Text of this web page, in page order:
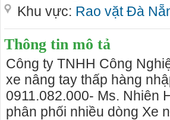
Khu vực: Rao vặt Đà
Thông tin mô tả
Công ty TNHH Công
xe nâng tay thấp hàng
0911.082.000- Ms. Nhiên
phân phối nhiều dòng Xe